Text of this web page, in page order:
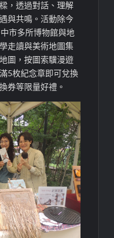
，透過對話、理解
與共鳴。活動除今
市多所博物館與地
走讀與美術地圖集
圖，按圖索驥漫遊
5枚紀念章即可兌換
券等限量好禮。